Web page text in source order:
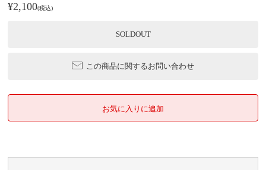
¥2,100(税込)
SOLDOUT
この商品に関するお問い合わせ